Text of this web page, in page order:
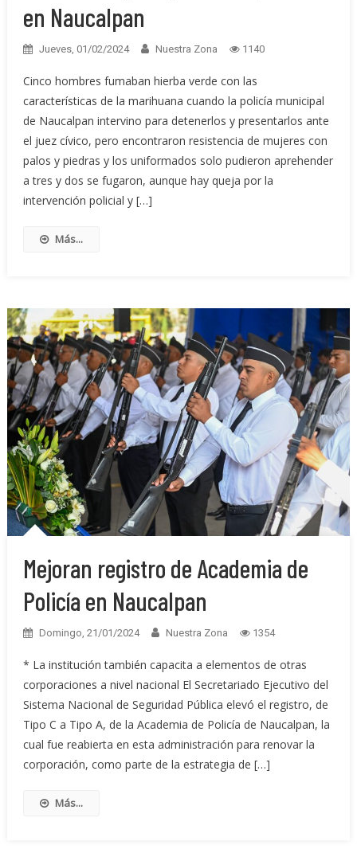
en Naucalpan
Jueves, 01/02/2024 Nuestra Zona 1140
Cinco hombres fumaban hierba verde con las
características de la marihuana cuando la policía municipal
de Naucalpan intervino para detenerlos y presentarlos ante
el juez cívico, pero encontraron resistencia de mujeres con
palos y piedras y los uniformados solo pudieron aprehender
a tres y dos se fugaron, aunque hay queja por la
intervención policial y […]
Más...
Mejoran registro de Academia de
Policía en Naucalpan
Domingo, 21/01/2024 Nuestra Zona 1354
* La institución también capacita a elementos de otras
corporaciones a nivel nacional El Secretariado Ejecutivo del
Sistema Nacional de Seguridad Pública elevó el registro, de
Tipo C a Tipo A, de la Academia de Policía de Naucalpan, la
cual fue reabierta en esta administración para renovar la
corporación, como parte de la estrategia de […]
Más...